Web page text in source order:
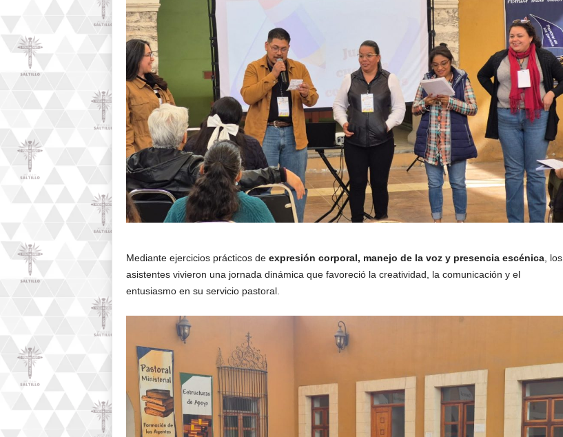
Mediante ejercicios prácticos de expresión corporal, manejo de la voz y presencia escénica, los
asistentes vivieron una jornada dinámica que favoreció la creatividad, la comunicación y el
entusiasmo en su servicio pastoral.